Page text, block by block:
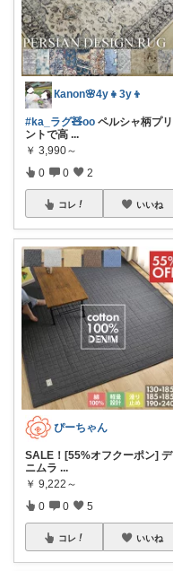
Кanon🌸4y👧3y👦
#ka_ラグ🧸oo ペルシャ柄プリ
ントで高 ...
￥ 3,990～
0 0 2
コレ いいね
ぴーちゃん
SALE！[55%オフクーポン] デ
ニムラ ...
￥ 9,222～
0 0 5
コレ いいね